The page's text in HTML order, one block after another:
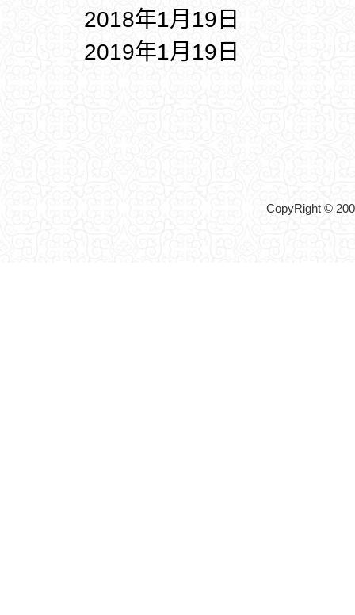
2018年1月19日
2019年1月19日
CopyRight ©